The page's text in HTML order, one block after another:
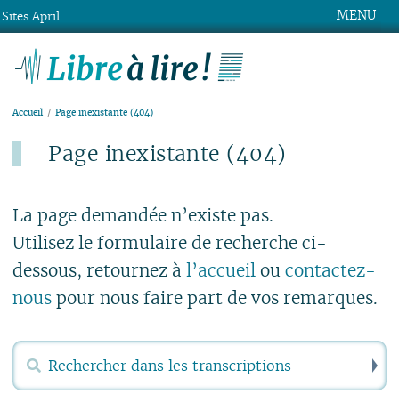
MENU
Accueil Page inexistante (404)
Page inexistante (404)
La page demandée n’existe pas.
Utilisez le formulaire de recherche ci-
dessous, retournez àl’accueil oucontactez-
nous pour nous faire part de vos remarques.
Rechercher :
Sites April ...